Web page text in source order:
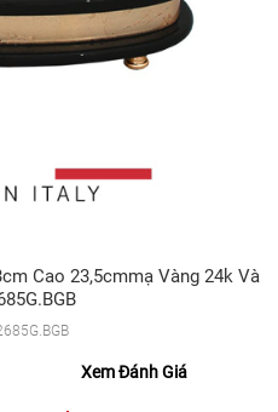
Cao 23,5cmmạ Vàng 24k Và
Xem Đánh Giá